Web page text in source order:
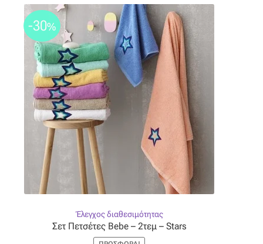
Έλεγχος διαθεσιμότητας
-30%
Σετ Πετσέτες Bebe – 2τεμ – Stars